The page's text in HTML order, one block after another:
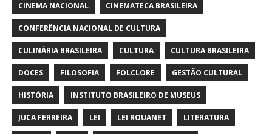
CINEMA NACIONAL CINEMATECA BRASILEIRA
CONFERÊNCIA NACIONAL DE CULTURA
CULINÁRIA BRASILEIRA CULTURA CULTURA BRASILEIRA
DOCES FILOSOFIA FOLCLORE GESTÃO CULTURAL
HISTÓRIA INSTITUTO BRASILEIRO DE MUSEUS
JUCA FERREIRA LEI LEI ROUANET LITERATURA